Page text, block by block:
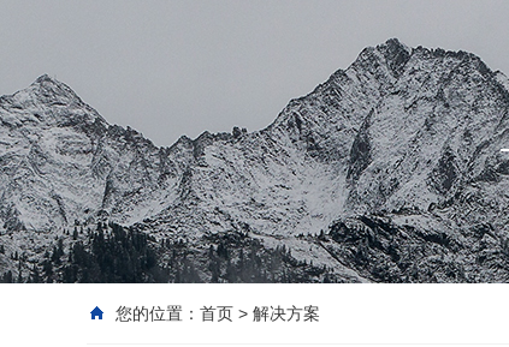
您的位置： 首页 > 解决方案